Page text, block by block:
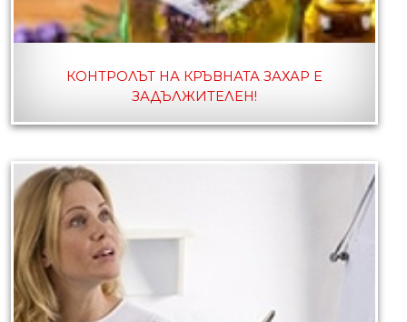
КОНТРОЛЪТ НА КРЪВНАТА ЗАХАР Е
ЗАДЪЛЖИТЕЛЕН!